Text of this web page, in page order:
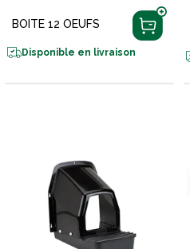
BOITE 12 OEUFS
Disponible en livraison